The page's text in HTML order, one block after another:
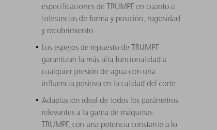
especificaciones de TRUMPF en cuanto a
tolerancias de forma y posición, rugosidad
y recubrimiento
Los espejos de repuesto de TRUMPF
garantizan la más alta funcionalidad a
cualquier presión de agua con una
influencia positiva en la calidad del corte
Adaptación ideal de todos los parámetros
relevantes a la gama de máquinas
TRUMPF, con una potencia constante a lo